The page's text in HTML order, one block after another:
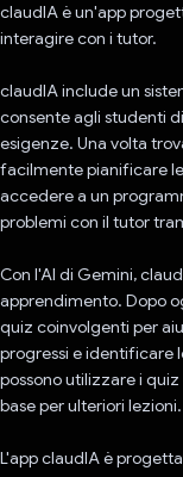
claudIA è un'app
interagire con i tutor.
claudIA include un
consente agli studenti
esigenze. Una volta
facilmente pianificare
accedere a un
problemi con il tutor
Con l'AI di Gemini,
apprendimento. Dopo
quiz coinvolgenti per
progressi e identificare
possono utilizzare i
base per ulteriori lezioni.
L'app claudIA è